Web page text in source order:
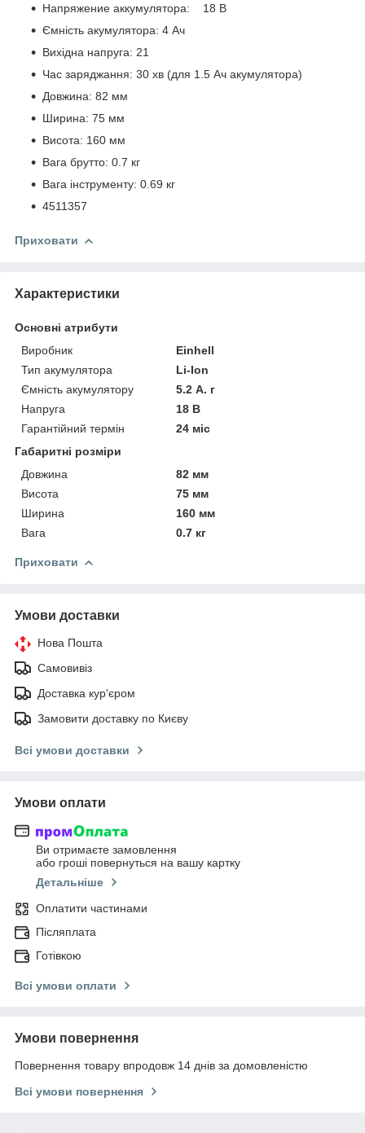
Напряжение аккумулятора: 18 В
Ємність акумулятора: 4 Ач
Вихідна напруга: 21
Час заряджання: 30 хв (для 1.5 Ач акумулятора)
Довжина: 82 мм
Ширина: 75 мм
Висота: 160 мм
Вага брутто: 0.7 кг
Вага інструменту: 0.69 кг
4511357
Приховати
Характеристики
Основні атрибути
Виробник
Einhell
Тип акумулятора
Li-Ion
Ємність акумулятору
5.2 А. г
Напруга
18 В
Гарантійний термін
24 міс
Габаритні розміри
Довжина
82 мм
Висота
75 мм
Ширина
160 мм
Вага
0.7 кг
Приховати
Умови доставки
Нова Пошта
Самовивіз
Доставка кур'єром
Замовити доставку по Києву
Всі умови доставки
Умови оплати
Ви отримаєте замовлення
або гроші повернуться на вашу картку
Детальніше
Оплатити частинами
Післяплата
Готівкою
Всі умови оплати
Умови повернення
Повернення товару впродовж 14 днів за домовленістю
Всі умови повернення